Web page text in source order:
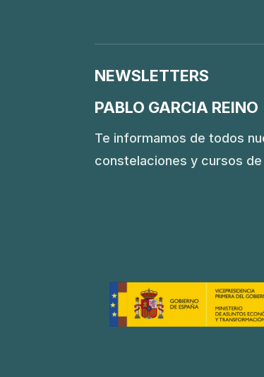
NEWSLETTERS
PABLO GARCIA REINO
Te informamos de todos
constelaciones y cursos